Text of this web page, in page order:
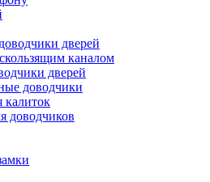
дверей
каналом
дверей
доводчики
калиток
доводчиков